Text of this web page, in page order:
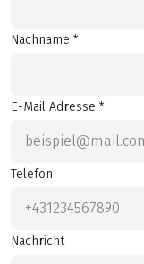
Nachname *
E-Mail Adresse *
Telefon
Nachricht